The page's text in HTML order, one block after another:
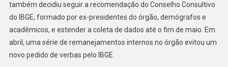
também decidiu seguir a recomendação do Conselho Consultivo
do IBGE, formado por ex-presidentes do órgão, demógrafos e
acadêmicos, e estender a coleta de dados até o fim de maio. Em
abril, uma série de remanejamentos internos no órgão evitou um
novo pedido de verbas pelo IBGE.